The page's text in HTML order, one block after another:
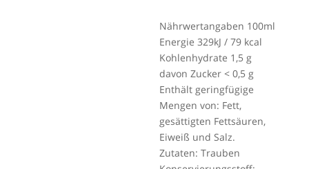
Nährwertangaben 100ml
Energie 329kJ / 79 kcal
Kohlenhydrate 1,5 g
davon Zucker < 0,5 g
Enthält geringfügige
Mengen von: Fett,
gesättigten Fettsäuren,
Eiweiß und Salz.
Zutaten: Trauben